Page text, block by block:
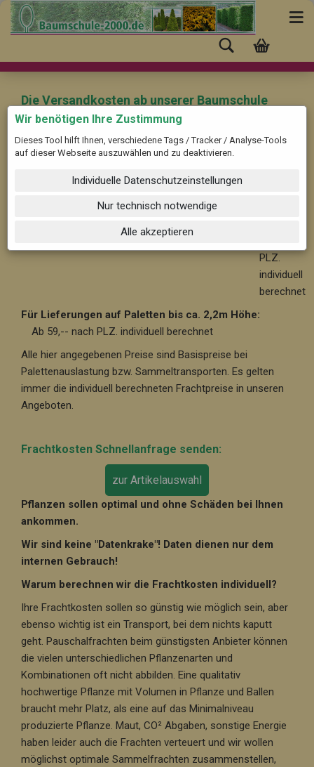
Die Versandkosten ab unserer Baumschule
(Pinneberg) nach "Schönau" mit der PLZ:
08134 betragen:
59,-- im Nahbereich bis 30 km, nach PLZ. individuell
PLZ.
individuell
berechnet
Für Lieferungen auf Paletten bis ca. 2,2m Höhe:
Ab 59,-- nach PLZ. individuell berechnet
Alle hier angegebenen Preise sind Basispreise bei
Palettenauslastung bzw. Sammeltransporten. Es gelten
immer die individuell berechneten Frachtpreise in unseren
Angeboten.
Frachtkosten Schnellanfrage senden:
zur Artikelauswahl
Pflanzen sollen optimal und ohne Schäden bei Ihnen
ankommen.
Wir sind keine "Datenkrake"! Daten dienen nur dem
internen Gebrauch!
Warum berechnen wir die Frachtkosten individuell?
Ihre Frachtkosten sollen so günstig wie möglich sein, aber
ebenso wichtig ist ein Transport, bei dem nichts kaputt
geht. Pauschalfrachten beim günstigsten Anbieter können
die vielen unterschiedlichen Pflanzenarten und
Kombinationen oft nicht abbilden. Eine qualitativ
hochwertige Pflanze mit Volumen in Pflanze und Ballen
braucht mehr Platz, als eine auf das Minimalniveau
produzierte Pflanze. Maut, CO² Abgaben, sonstige Energie
haben leider auch die Frachten verteuert und wir wollen
möglichst optimale Sammelfrachten zusammenstellen,
Wir benötigen Ihre Zustimmung
Dieses Tool hilft Ihnen, verschiedene Tags / Tracker / Analyse-Tools
auf dieser Webseite auszuwählen und zu deaktivieren.
Individuelle Datenschutzeinstellungen
Nur technisch notwendige
Alle akzeptieren